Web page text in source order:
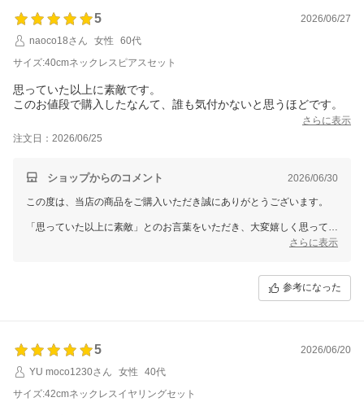
ホワイトパールも、また違った上品な印象をお楽しみいただけますの
で、ぜひご検討くださいませ。またのご利用を心よりお待ちしておりま
す。
5
2026/06/27
naoco18さん
女性
60代
サイズ:40cmネックレスピアスセット
思っていた以上に素敵です。
このお値段で購入したなんて、誰も気付かないと思うほどです。
さらに表示
注文日：2026/06/25
ショップからのコメント 2026/06/30
この度は、当店の商品をご購入いただき誠にありがとうございます。
「思っていた以上に素敵」とのお言葉をいただき、大変嬉しく思ってお
今後ともお客様にご満足いただける商品をお届けできるよう努めてまい
さらに表示
参考になった
5
2026/06/20
YU moco1230さん
女性
40代
サイズ:42cmネックレスイヤリングセット